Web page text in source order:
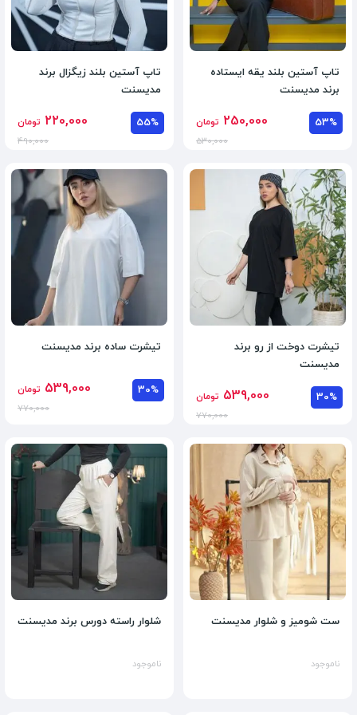
تاپ آستین بلند یقه ایستاده
برند مدیسنت
53%
250,000 تومان
530,000
تاپ آستین بلند زیگزال برند
مدیسنت
55%
220,000 تومان
490,000
تیشرت دوخت از رو برند
مدیسنت
30%
539,000 تومان
770,000
تیشرت ساده برند مدیسنت
30%
539,000 تومان
770,000
ست شومیز و شلوار مدیسنت
ناموجود
شلوار راسته دورس برند مدیسنت
ناموجود